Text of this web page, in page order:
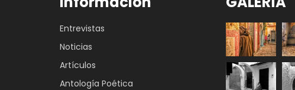
Entrevistas
Noticias
Artículos
Antología Poética